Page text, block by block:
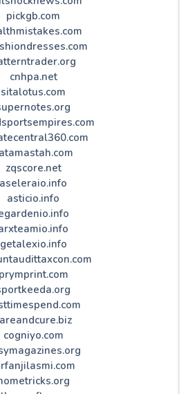
pickgb.com
cnhpa.net
sitalotus.com
zqscore.net
aseleraio.info
asticio.info
getalexio.info
prymprint.com
cogniyo.com